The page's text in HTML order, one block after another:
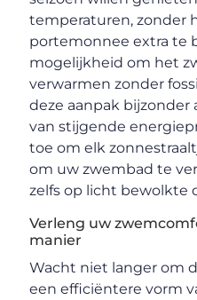
temperaturen, zonder
portemonnee extra te
mogelijkheid om het
verwarmen zonder
deze aanpak
van stijgende
toe om elk
om uw zwembad te
zelfs op licht bewolkte
Verleng uw
manier
Wacht niet langer om
een efficiëntere vorm